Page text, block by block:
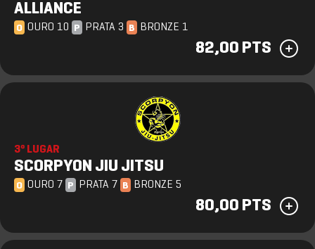
ALLIANCE
O OURO 10 P PRATA 3 B BRONZE 1
82,00 PTS
3º LUGAR
SCORPYON JIU JITSU
O OURO 7 P PRATA 7 B BRONZE 5
80,00 PTS